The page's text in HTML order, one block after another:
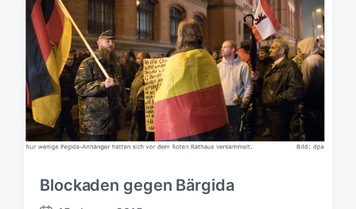
Blockaden gegen Bärgida